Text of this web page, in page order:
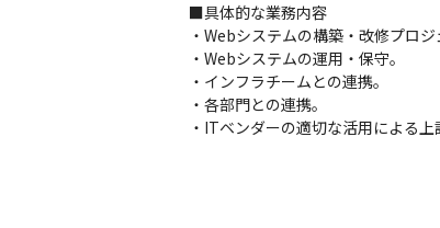
■具体的な業務内容
・Webシステムの構築・改修プロ
・Webシステムの運用・保守。
・インフラチームとの連携。
・各部門との連携。
・ITベンダーの適切な活用による